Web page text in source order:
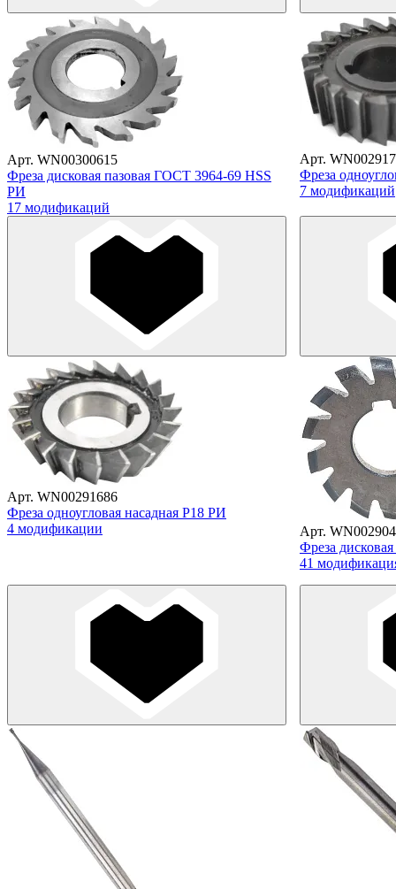
Арт. WN00300615
Фреза дисковая пазовая ГОСТ 3964-69 HSS
РИ
17 модификаций
Арт.
Фреза
7 модификаций
Арт. WN00291686
Фреза одноугловая насадная Р18 РИ
4 модификации
Арт.
Фреза
41